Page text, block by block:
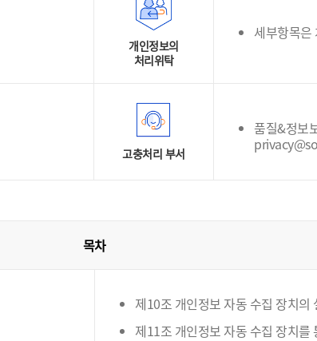
개인정보의
처리위탁
세부항목은
고충처리 부서
품질&정보
목차
제10조 개인정보 자동 수집 장치의
제11조 개인정보 자동 수집 장치를